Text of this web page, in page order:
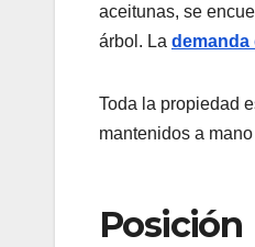
aceitunas, se
árbol. La demanda
Toda la propiedad
mantenidos a
Posición